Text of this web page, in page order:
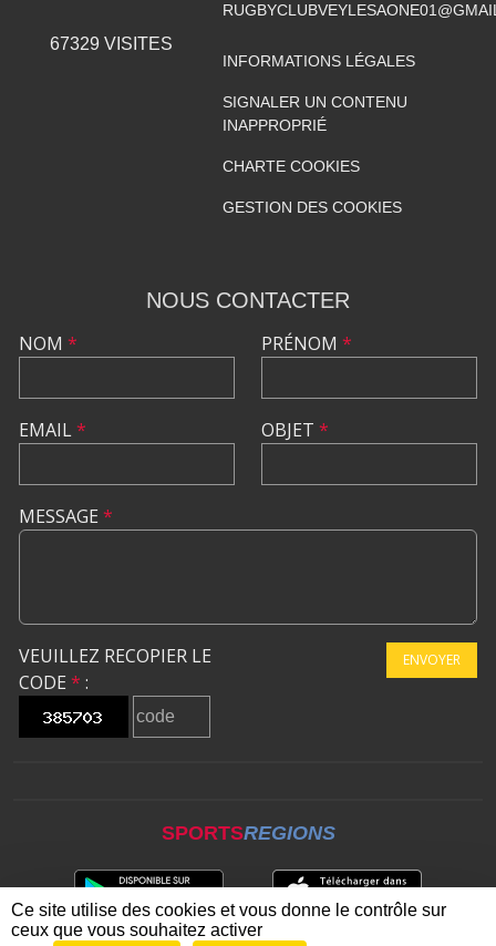
67329 VISITES
INFORMATIONS LÉGALES
SIGNALER UN CONTENU
INAPPROPRIÉ
CHARTE COOKIES
GESTION DES COOKIES
NOUS CONTACTER
NOM *
EMAIL*
PRÉNOM *
OBJET *
MESSAGE *
VEUILLEZ RECOPIER LE
CODE * :
ENVOYER
SPORTSREGIONS
Ce site utilise des cookies et vous donne le contrôle sur
ceux que vous souhaitez activer